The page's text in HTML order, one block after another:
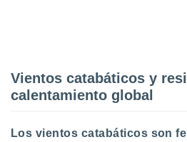
aceptar
Vientos catabáticos y
calentamiento global
Los vientos catabáticos son